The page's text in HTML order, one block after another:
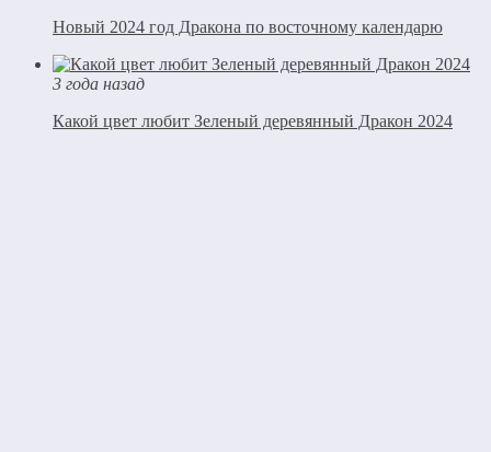
Новый 2024 год Дракона по восточному календарю
3 года назад
Какой цвет любит Зеленый деревянный Дракон 2024